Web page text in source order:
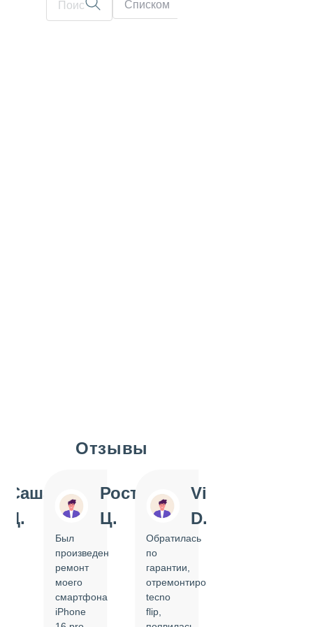
Списком
Отзывы
Саша
Д.
Ростислав
Ц.
Был
произведен
ремонт
моего
смартфона
iPhone
Vi
D.
Обратилась
по
гарантии,
отремонтировать
tecno
flip,